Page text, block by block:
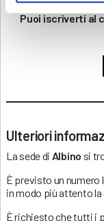
Puoi iscriverti al
Ulteriori
La sede di Albino si
È previsto un
in modo più attento
È richiesto che tutti i